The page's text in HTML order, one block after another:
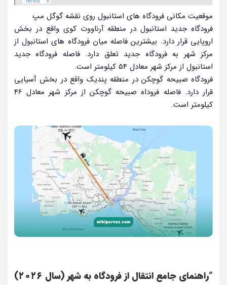
موقعیت مکانی فرودگاه های استانبول روی نقشه گوگل مپ
فرودگاه جدید استانبول در منطقه آرناووت کوی واقع در بخش
اروپایی قرار دارد. بیشترین فاصله میان فرودگاه های استانبول از
مرکز شهر به فرودگاه جدید تعلق دارد. فاصله فرودگاه جدید
استانبول از مرکز شهر معادل 54 کیلومتر است.
فرودگاه صبیحه گوچکن در منطقه پندیک واقع در بخش آسیایی
قرار دارد. فاصله فروداه صبیحه گوچکن از مرکز شهر معادل 46
کیلومتر است.
“راهنمای جامع انتقال از فرودگاه به شهر (سال ۲۰۲۶)